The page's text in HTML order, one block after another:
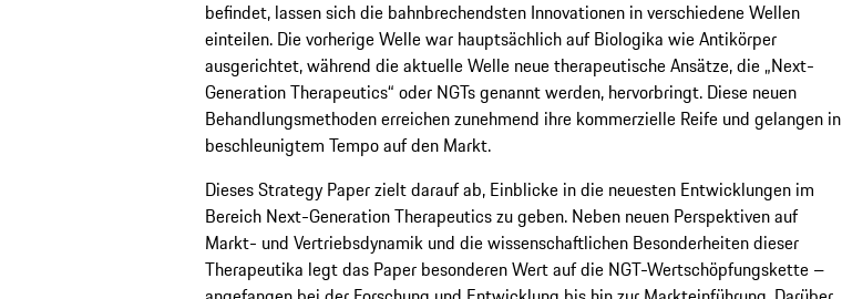
befindet, lassen sich die bahnbrechendsten Innovationen in verschiedene Wellen
einteilen. Die vorherige Welle war hauptsächlich auf Biologika wie Antikörper
ausgerichtet, während die aktuelle Welle neue therapeutische Ansätze, die „Next-
Generation Therapeutics“ oder NGTs genannt werden, hervorbringt. Diese neuen
Behandlungsmethoden erreichen zunehmend ihre kommerzielle Reife und gelangen in
beschleunigtem Tempo auf den Markt.
Dieses Strategy Paper zielt darauf ab, Einblicke in die neuesten Entwicklungen im
Bereich Next-Generation Therapeutics zu geben. Neben neuen Perspektiven auf
Markt- und Vertriebsdynamik und die wissenschaftlichen Besonderheiten dieser
Therapeutika legt das Paper besonderen Wert auf die NGT-Wertschöpfungskette –